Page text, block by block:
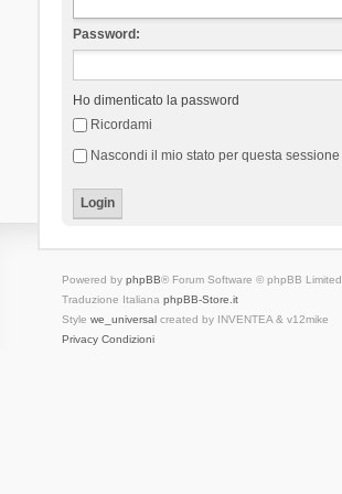
Password:
Ho dimenticato la password
Ricordami
Nascondi il mio stato per questa sessione
Powered by phpBB® Forum Software © phpBB Limited
Traduzione Italiana phpBB-Store.it
Style we_universalcreated by INVENTEA & v12mike
Privacy Condizioni